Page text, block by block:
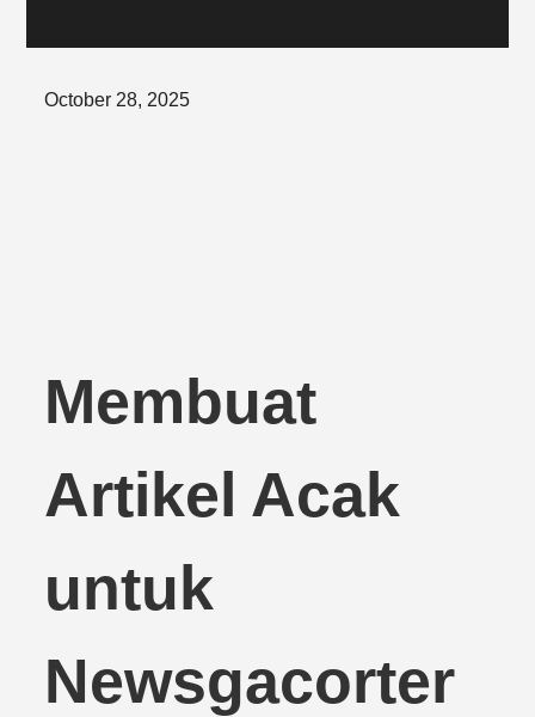
Posted
October 28, 2025
Membuat
Artikel Acak
untuk
Newsgacorter